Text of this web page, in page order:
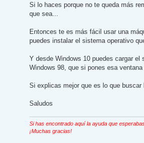
Si lo haces porque no te queda más
que sea...
Entonces te es más fácil usar una
puedes instalar el sistema operativo
Y desde Windows 10 puedes cargar
Windows 98, que si pones esa
Si explicas mejor que es lo que buscar
Saludos
Si has encontrado aquí la ayuda que
¡Muchas gracias!